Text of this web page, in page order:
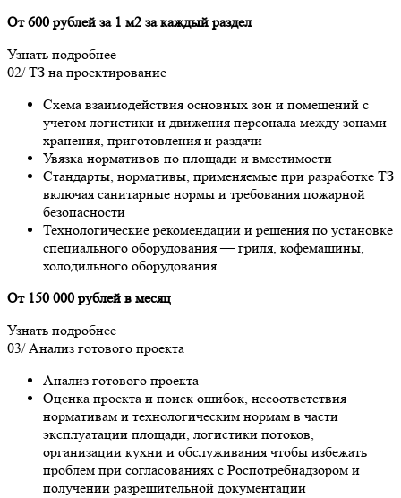
От 600 рублей за 1 м2 за каждый раздел
Узнать подробнее
02/ТЗ на проектирование
Схема взаимодействия основных зон и помещений с
учетом логистики и движения персонала между зонами
хранения, приготовления и раздачи
Увязка нормативов по площади и вместимости
Стандарты, нормативы, применяемые при разработке ТЗ
включая санитарные нормы и требования пожарной
безопасности
Технологические рекомендации и решения по установке
специального оборудования — гриля, кофемашины,
холодильного оборудования
От 150 000 рублей в месяц
Узнать подробнее
03/Анализ готового проекта
Анализ готового проекта
Оценка проекта и поиск ошибок, несоответствия
нормативам и технологическим нормам в части
эксплуатации площади, логистики потоков,
организации кухни и обслуживания чтобы избежать
проблем при согласованиях с Роспотребнадзором и
получении разрешительной документации